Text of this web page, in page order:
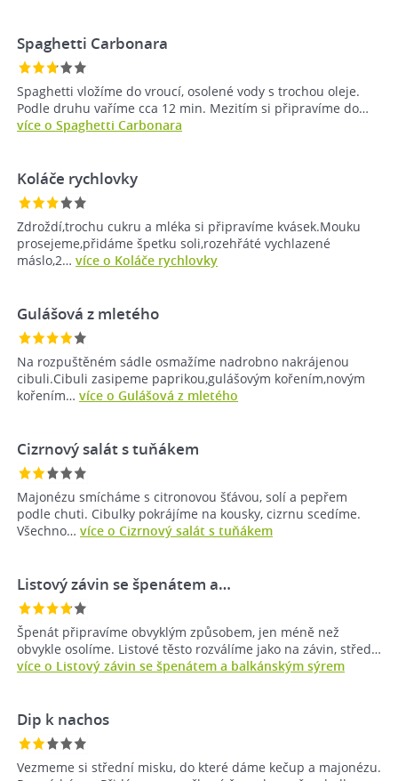
Spaghetti Carbonara
Spaghetti vložíme do vroucí, osolené vody s trochou oleje.
Podle druhu vaříme cca 12 min. Mezitím si připravíme do…
více o Spaghetti Carbonara
Koláče rychlovky
Zdroždí,trochu cukru a mléka si připravíme kvásek.Mouku
prosejeme,přidáme špetku soli,rozehřáté vychlazené
máslo,2… více o Koláče rychlovky
Gulášová z mletého
Na rozpuštěném sádle osmažíme nadrobno nakrájenou
cibuli.Cibuli zasipeme paprikou,gulášovým kořením,novým
kořením… více o Gulášová z mletého
Cizrnový salát s tuňákem
Majonézu smícháme s citronovou šťávou, solí a pepřem
podle chuti. Cibulky pokrájíme na kousky, cizrnu scedíme.
Všechno… více o Cizrnový salát s tuňákem
Listový závin se špenátem a…
Špenát připravíme obvyklým způsobem, jen méně než
obvykle osolíme. Listové těsto rozválíme jako na závin, střed…
více o Listový závin se špenátem a balkánským sýrem
Dip k nachos
Vezmeme si střední misku, do které dáme kečup a majonézu.